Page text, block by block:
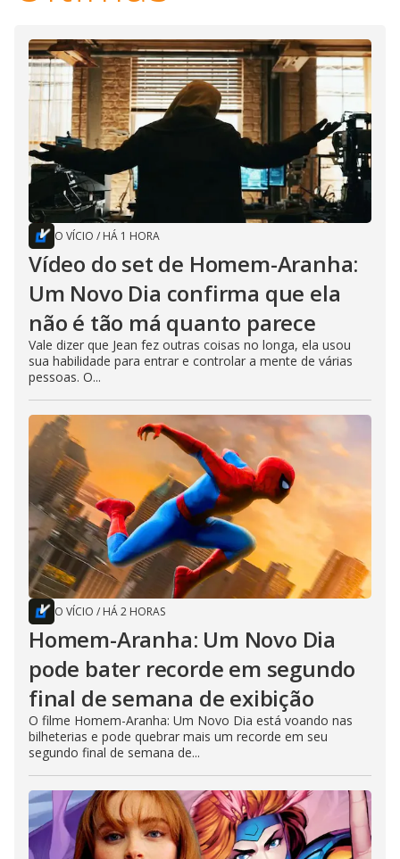
O VÍCIO / HÁ 1 HORA
Vídeo do set de Homem-Aranha:
Um Novo Dia confirma que ela
não é tão má quanto parece
Vale dizer que Jean fez outras coisas no longa, ela usou
sua habilidade para entrar e controlar a mente de várias
pessoas. O...
O VÍCIO / HÁ 2 HORAS
Homem-Aranha: Um Novo Dia
pode bater recorde em segundo
final de semana de exibição
O filme Homem-Aranha: Um Novo Dia está voando nas
bilheterias e pode quebrar mais um recorde em seu
segundo final de semana de...